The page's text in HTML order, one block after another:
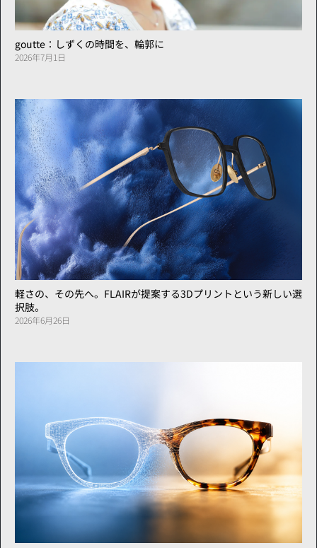
goutte：しずくの時間を、輪郭に
2026年7月1日
軽さの、その先へ。FLAIRが提案する3Dプリントという新しい選
択肢。
2026年6月26日